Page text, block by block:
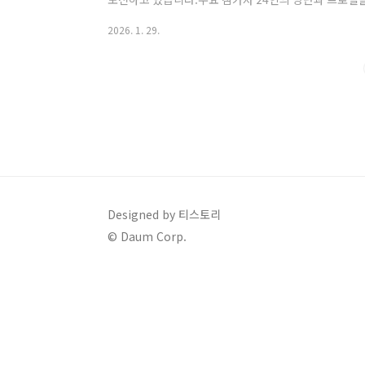
트로트 앨범 발매 후 전향.2강예슬12년 차아이돌 그룹
2026. 1. 29.
Designed by 티스토리
© Daum Corp.